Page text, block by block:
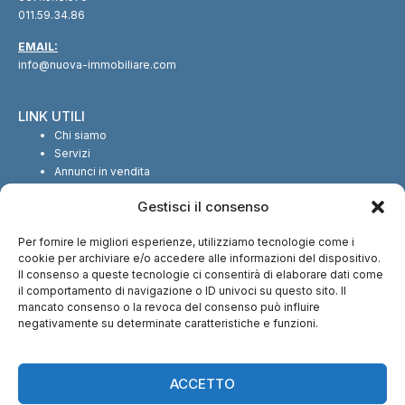
Gestisci il consenso
Per fornire le migliori esperienze, utilizziamo tecnologie come i
cookie per archiviare e/o accedere alle informazioni del dispositivo.
Il consenso a queste tecnologie ci consentirà di elaborare dati come
il comportamento di navigazione o ID univoci su questo sito. Il
mancato consenso o la revoca del consenso può influire
negativamente su determinate caratteristiche e funzioni.
ACCETTO
011.59.34.86
EMAIL:
info@nuova-immobiliare.com
LINK UTILI
Chi siamo
Servizi
Annunci in vendita
SEGUICI SUI SOCIAL
CI TROVI ANCHE SU: